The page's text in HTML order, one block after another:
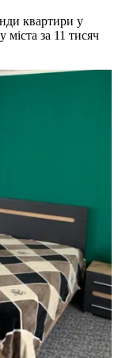
квартири у
міста за 11 тисяч